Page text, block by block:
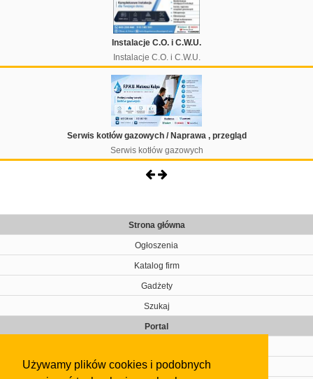
Używamy plików cookies i podobnych
Instalacje C.O. i C.W.U.
Instalacje C.O. i C.W.U.
Serwis kotłów gazowych / Naprawa , przegląd
Serwis kotłów gazowych
Strona główna
Ogłoszenia
Katalog firm
Gadżety
Szukaj
Portal
Kontakt